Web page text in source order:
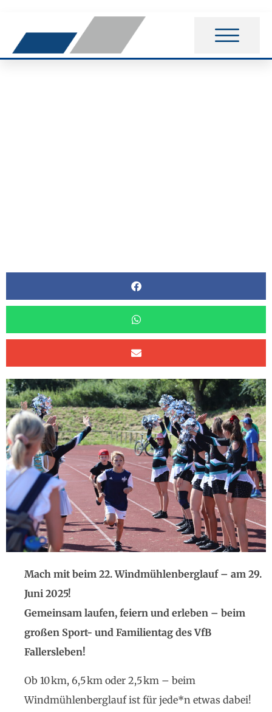
Mach mit beim 22. Windmühlenberglauf – am 29.
Juni 2025!
Gemeinsam laufen, feiern und erleben – beim
großen Sport- und Familientag des VfB
Fallersleben!
Ob 10 km, 6,5 km oder 2,5 km – beim
Windmühlenberglauf ist für jede*n etwas dabei!